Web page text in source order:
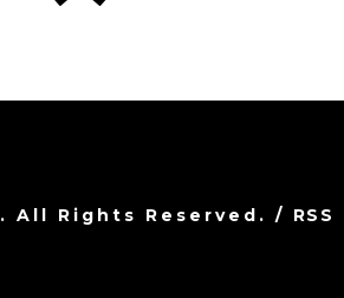
. All Rights Reserved. / RSS